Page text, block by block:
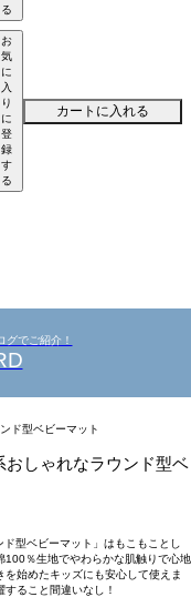
る
お
気
に
入
り
に
登
録
す
る
カートに入れる
グでご紹介！
おしゃれなラウンド型ベ
型ベビーマット」はもこもことし
100％生地でやわらかな肌触りで心地
始めたキッズにも安心して使えま
ること間違いなし！